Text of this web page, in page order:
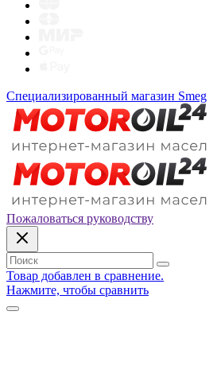
Специализированный магазин Smeg
Пожаловаться руководству
Товар добавлен в сравнение.
Нажмите, чтобы сравнить